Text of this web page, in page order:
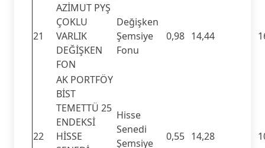
21
AZİMUT PYŞ
ÇOKLU
VARLIK
DEĞİŞKEN
FON
Değişken
Şemsiye
Fonu
0,98 14,44
22
AK PORTFÖY
BİST
TEMETTÜ 25
ENDEKSİ
HİSSE
Hisse
Senedi
Şemsiye
0,55 14,28